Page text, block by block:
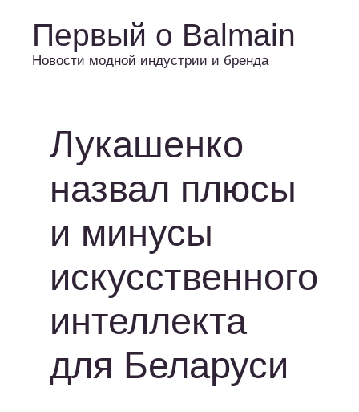
Первый о Balmain
Новости модной индустрии и бренда
Лукашенко
назвал плюсы
и минусы
искусственного
интеллекта
для Беларуси